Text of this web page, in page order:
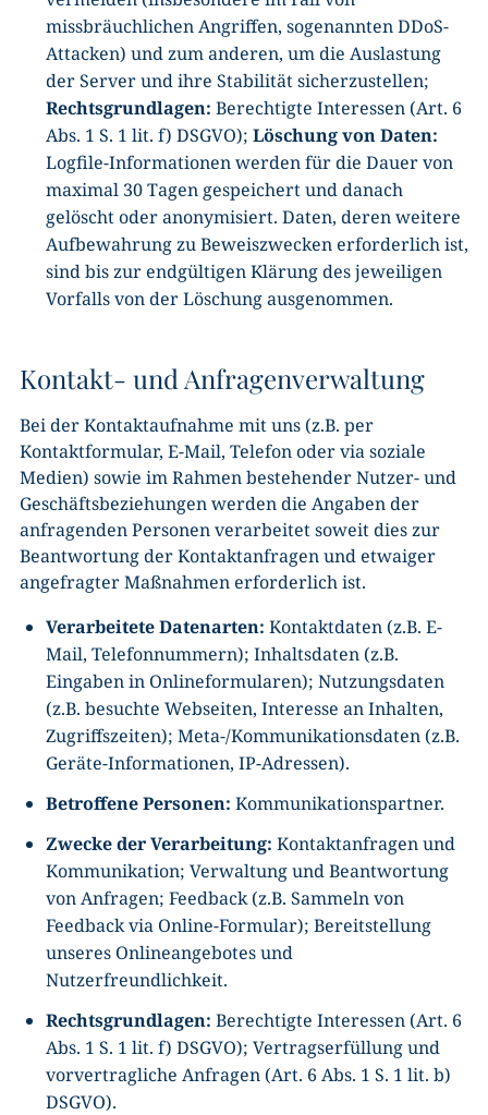
missbräuchlichen Angriffen, sogenannten DDoS-
Attacken) und zum anderen, um die Auslastung
der Server und ihre Stabilität sicherzustellen;
Rechtsgrundlagen: Berechtigte Interessen (Art. 6
Abs. 1 S. 1 lit. f) DSGVO); Löschung von Daten:
Logfile-Informationen werden für die Dauer von
maximal 30 Tagen gespeichert und danach
gelöscht oder anonymisiert. Daten, deren weitere
Aufbewahrung zu Beweiszwecken erforderlich ist,
sind bis zur endgültigen Klärung des jeweiligen
Vorfalls von der Löschung ausgenommen.
Kontakt- und Anfragenverwaltung
Bei der Kontaktaufnahme mit uns (z.B. per
Kontaktformular, E-Mail, Telefon oder via soziale
Medien) sowie im Rahmen bestehender Nutzer- und
Geschäftsbeziehungen werden die Angaben der
anfragenden Personen verarbeitet soweit dies zur
Beantwortung der Kontaktanfragen und etwaiger
angefragter Maßnahmen erforderlich ist.
Verarbeitete Datenarten: Kontaktdaten (z.B. E-
Mail, Telefonnummern); Inhaltsdaten (z.B.
Eingaben in Onlineformularen); Nutzungsdaten
(z.B. besuchte Webseiten, Interesse an Inhalten,
Zugriffszeiten); Meta-/Kommunikationsdaten (z.B.
Geräte-Informationen, IP-Adressen).
Betroffene Personen: Kommunikationspartner.
Zwecke der Verarbeitung: Kontaktanfragen und
Kommunikation; Verwaltung und Beantwortung
von Anfragen; Feedback (z.B. Sammeln von
Feedback via Online-Formular); Bereitstellung
unseres Onlineangebotes und
Nutzerfreundlichkeit.
Rechtsgrundlagen: Berechtigte Interessen (Art. 6
Abs. 1 S. 1 lit. f) DSGVO); Vertragserfüllung und
vorvertragliche Anfragen (Art. 6 Abs. 1 S. 1 lit. b)
DSGVO).